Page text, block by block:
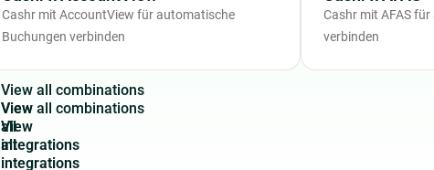
Cashr mit AccountView für automatische
Buchungen verbinden
Cashr mit AFAS
verbinden
View all combinations
View
all
integrations